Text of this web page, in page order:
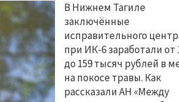
В Нижнем Тагиле
заключённые
исправительного
при ИК-6 заработали от
до 159 тысяч рублей в
на покосе травы. Как
рассказали АН «Между